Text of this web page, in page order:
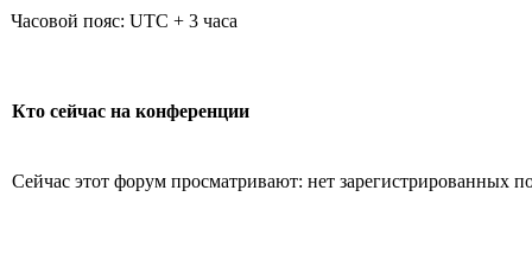
Часовой пояс: UTC + 3 часа
Кто сейчас на конференции
Сейчас этот форум просматривают: нет зарегистрированных